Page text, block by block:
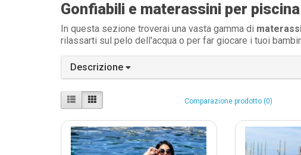
Gonfiabili e materassini per piscina
In questa sezione troverai una vasta gamma di
rilassarti sul pelo dell'acqua o per far giocare i tuoi
Descrizione
Comparazione prodotto (0)